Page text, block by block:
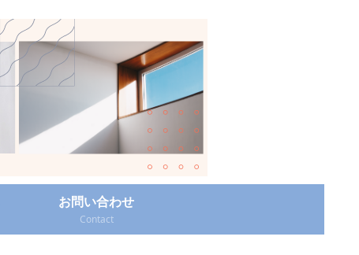
お問い合わせ
Contact‎